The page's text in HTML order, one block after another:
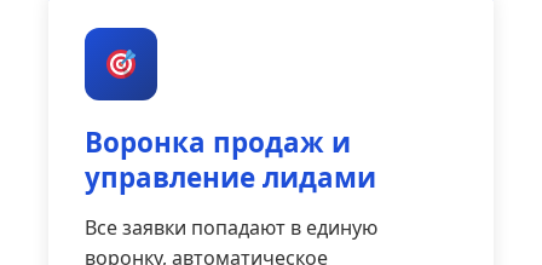
Воронка продаж и
управление лидами
Все заявки попадают в единую
воронку, автоматическое